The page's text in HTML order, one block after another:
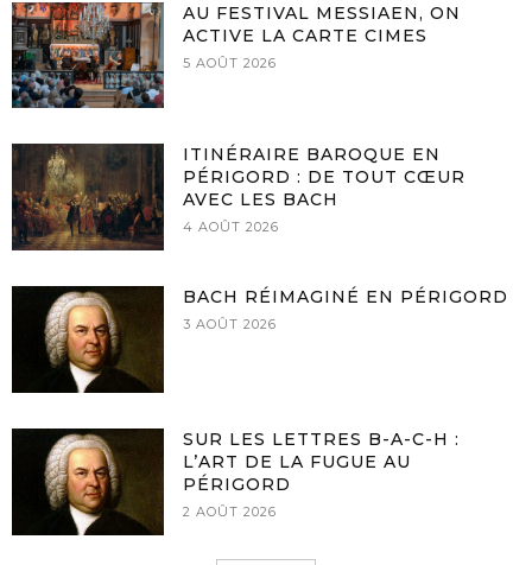
AU FESTIVAL MESSIAEN, ON
ACTIVE LA CARTE CIMES
5 AOÛT 2026
ITINÉRAIRE BAROQUE EN
PÉRIGORD : DE TOUT CŒUR
AVEC LES BACH
4 AOÛT 2026
BACH RÉIMAGINÉ EN PÉRIGORD
3 AOÛT 2026
SUR LES LETTRES B-A-C-H :
L’ART DE LA FUGUE AU
PÉRIGORD
2 AOÛT 2026